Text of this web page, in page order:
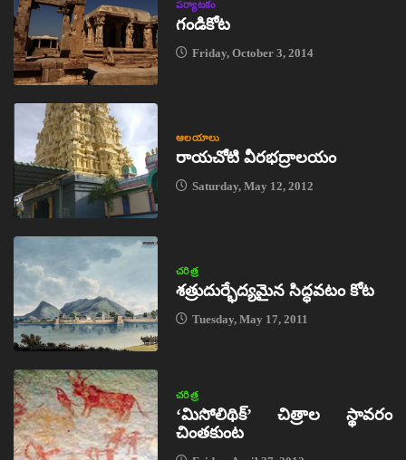
పర్యాటకం
గండికోట
Friday, October 3, 2014
ఆలయాలు
రాయచోటి వీరభద్రాలయం
Saturday, May 12, 2012
చరిత్ర
శత్రుదుర్భేద్యమైన సిద్ధవటం కోట
Tuesday, May 17, 2011
చరిత్ర
‘మిసోలిథిక్‌’ చిత్రాల స్థావరం
చింతకుంట